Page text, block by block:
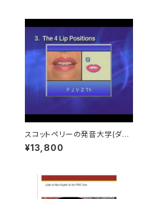
スコットペリーの発音大学(ダウ
ンロード版)
¥13,800